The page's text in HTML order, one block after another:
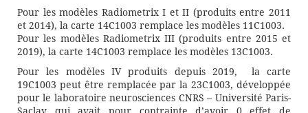
Pour les modèles Radiometrix I et II (produits entre 2011
et 2014), la carte 14C1003 remplace les modèles 11C1003.
Pour les modèles Radiometrix III (produits entre 2015 et
2019), la carte 14C1003 remplace les modèles 13C1003.
Pour les modèles IV produits depuis 2019, la carte
19C1003 peut être remplacée par la 23C1003, développée
pour le laboratoire neurosciences CNRS – Université Paris-